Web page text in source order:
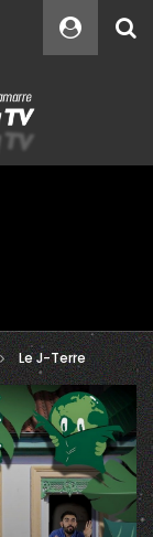
Le J-Terre